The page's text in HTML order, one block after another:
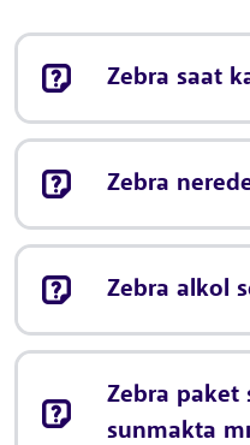
Zebra saat
Zebra
Zebra alkol
Zebra paket
sunmakta